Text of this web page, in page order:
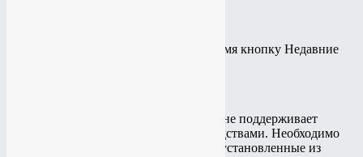
Нажмите и удерживайте некоторое время кнопку Недавние
Платформа Android версии 2.x и ниже не поддерживает
снятие скриншотов стандартными средствами. Необходимо
использовать сторонние приложения, установленные из